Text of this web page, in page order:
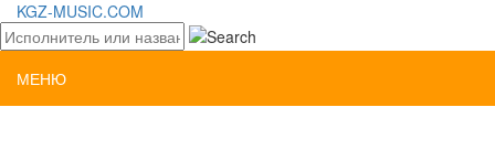
KGZ-MUSIC.COM
МЕНЮ